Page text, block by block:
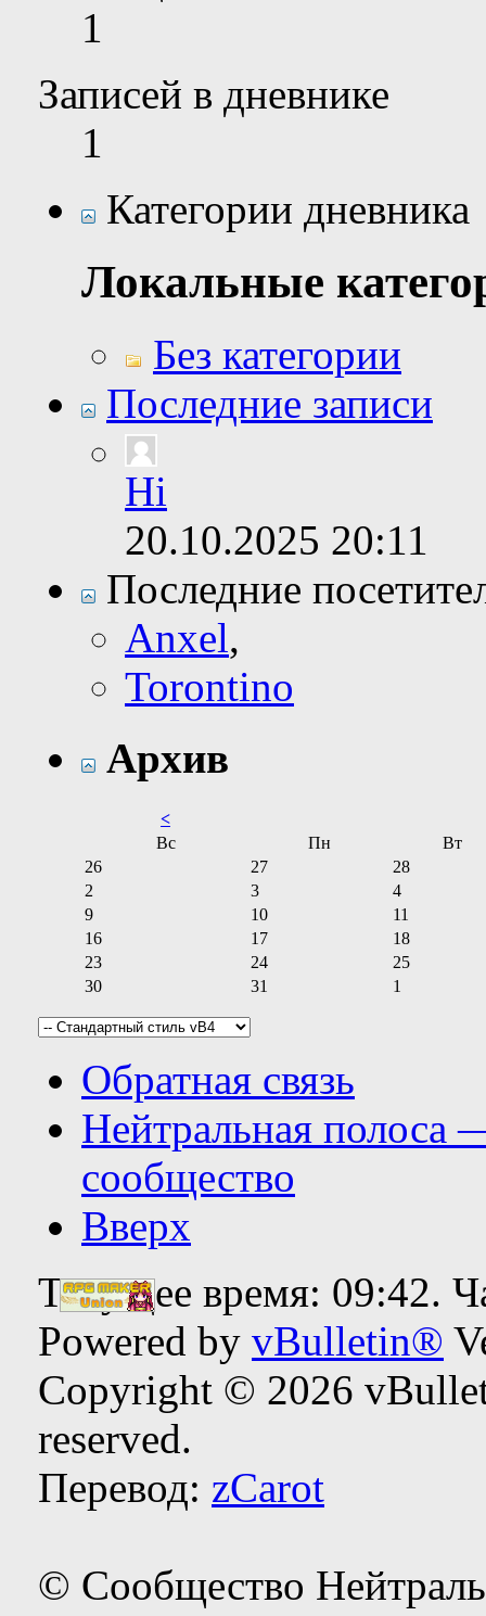
1
Записей в дневнике
1
Категории дневника
Локальные
Без категории
Последние записи
Hi
20.10.2025 20:11
Последние
Anxel,
Torontino
Архив
<
Вс
Пн
Вт
26
27
28
2
3
4
9
10
11
16
17
18
23
24
25
30
31 1
Обратная связь
Нейтральная полоса
сообщество
Вверх
Текущее время: 09:42.
Powered by vBulletin®
Copyright © 2026
reserved.
Перевод: zCarot
© Сообщество